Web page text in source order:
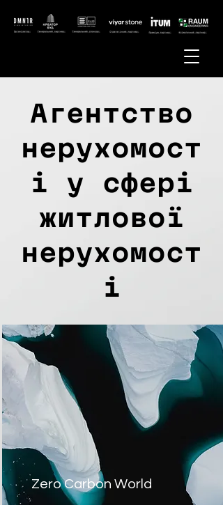
Агентство
нерухомост
і у сфері
житлової
нерухомост
і
Zero Carbon World